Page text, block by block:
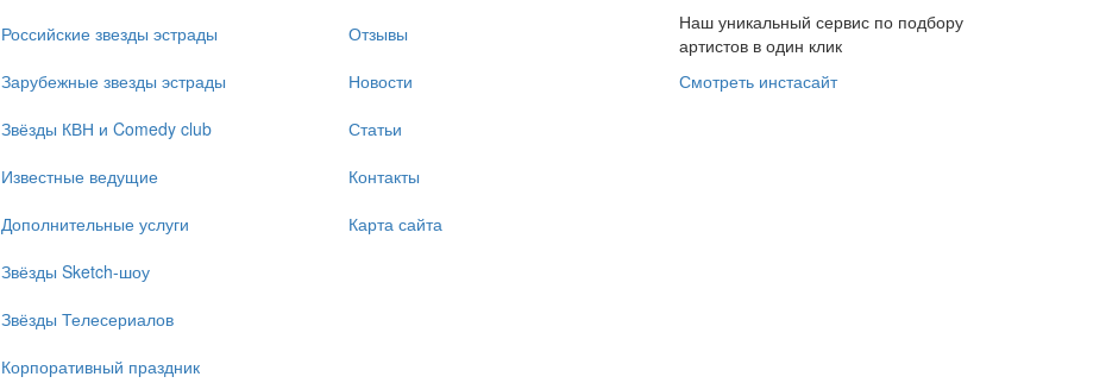
Российские звезды эстрады
Зарубежные звезды эстрады
Звёзды КВН и Comedy club
Известные ведущие
Дополнительные услуги
Звёзды Sketch-шоу
Звёзды Телесериалов
Корпоративный праздник
Отзывы
Новости
Статьи
Контакты
Карта сайта
Наш уникальный сервис по подбору
артистов в один клик
Смотреть инстасайт